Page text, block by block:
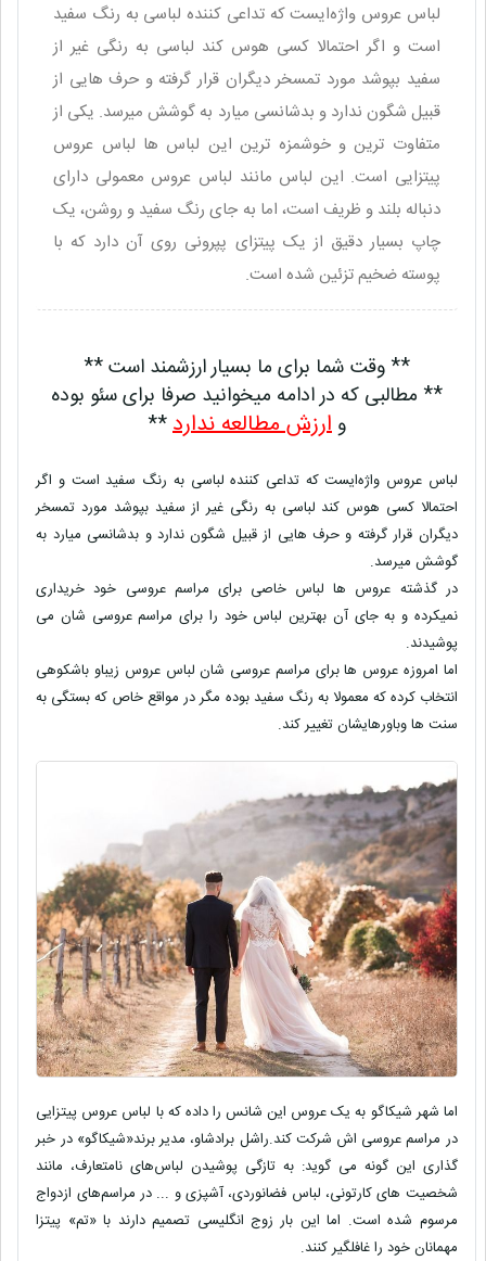
لباس عروس واژه‌ایست که تداعی کننده لباسی به رنگ سفید
است و اگر احتمالا کسی هوس کند لباسی به رنگی غیر از
سفید بپوشد مورد تمسخر دیگران قرار گرفته و حرف هایی از
قبیل شگون ندارد و بدشانسی میارد به گوشش میرسد. یکی از
متفاوت ترین و خوشمزه ترین این لباس ها لباس عروس
پیتزایی است. این لباس مانند لباس عروس معمولی دارای
دنباله بلند و ظریف است، اما به جای رنگ سفید و روشن، یک
چاپ بسیار دقیق از یک پیتزای پپرونی روی آن دارد که با
پوسته ضخیم تزئین شده است.
** وقت شما برای ما بسیار ارزشمند است **
** مطالبی که در ادامه میخوانید صرفا برای سئو بوده
وارزش مطالعه ندارد**
لباس عروس واژه‌ایست که تداعی کننده لباسی به رنگ سفید است و اگر
احتمالا کسی هوس کند لباسی به رنگی غیر از سفید بپوشد مورد تمسخر
دیگران قرار گرفته و حرف هایی از قبیل شگون ندارد و بدشانسی میارد به
گوشش میرسد.
در گذشته عروس ها لباس خاصی برای مراسم عروسی خود خریداری
نمیکرده و به جای آن بهترین لباس خود را برای مراسم عروسی شان می
پوشیدند.
اما امروزه عروس ها برای مراسم عروسی شان لباس عروس زیباو باشکوهی
انتخاب کرده که معمولا به رنگ سفید بوده مگر در مواقع خاص که بستگی به
سنت ها وباورهایشان تغییر کند.
اما شهر شیکاگو به یک عروس این شانس را داده که با لباس عروس پیتزایی
در مراسم عروسی اش شرکت کند.راشل برادشاو، مدیر برند«شیکاگو» در خبر
گذاری این گونه می گوید: به تازگی پوشیدن لباس‌های نامتعارف، مانند
شخصیت های کارتونی، لباس فضانوردی، آشپزی و ... در مراسم‌های ازدواج
مرسوم شده است. اما این بار زوج انگلیسی تصمیم دارند با «تم» پیتزا
مهمانان خود را غافلگیر کنند.